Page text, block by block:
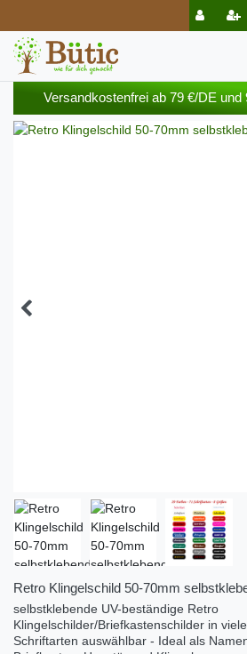
Versandkostenfrei ab 79 €/DE und
Retro Klingelschild 50-70mm
selbstklebende UV-beständige Retro
Klingelschilder/Briefkastenschilder in
Schriftarten auswählbar - Ideal als